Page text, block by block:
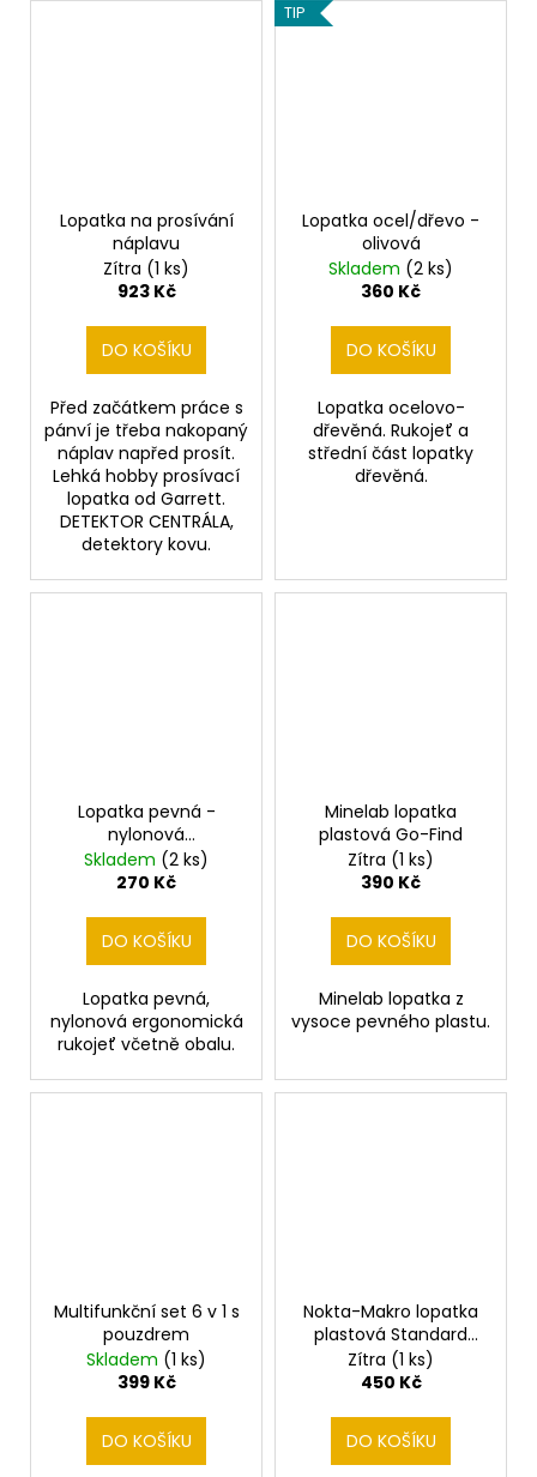
Lopatka na prosívání
náplavu
Zítra (1 ks)
923 Kč
DO KOŠÍKU
Před začátkem práce s
pánví je třeba nakopaný
náplav napřed prosít.
Lehká hobby prosívací
lopatka od Garrett.
DETEKTOR CENTRÁLA,
detektory kovu.
TIP
Lopatka ocel/dřevo -
olivová
Skladem (2 ks)
360 Kč
DO KOŠÍKU
Lopatka ocelovo-
dřevěná. Rukojeť a
střední část lopatky
dřevěná.
Lopatka pevná -
nylonová
ergonomická rukojeť
Skladem (2 ks)
270 Kč
DO KOŠÍKU
Lopatka pevná,
nylonová ergonomická
rukojeť včetně obalu.
Minelab lopatka
plastová Go-Find
Zítra (1 ks)
390 Kč
DO KOŠÍKU
Minelab lopatka z
vysoce pevného plastu.
Multifunkční set 6 v 1 s
pouzdrem
Skladem (1 ks)
399 Kč
DO KOŠÍKU
Nokta-Makro lopatka
plastová Standard
Digger + pouzdro na
opasek
Zítra (1 ks)
450 Kč
DO KOŠÍKU